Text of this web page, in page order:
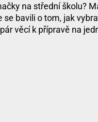
na střední školu?
se bavili o tom, jak
věcí k přípravě na